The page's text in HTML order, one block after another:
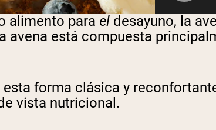
alimento para el desayuno, la
avena está compuesta
forma clásica y
vista nutricional.